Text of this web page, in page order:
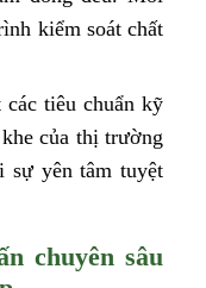
kiểm soát chất
các tiêu chuẩn kỹ
của thị trường
sự yên tâm tuyệt
chuyên sâu